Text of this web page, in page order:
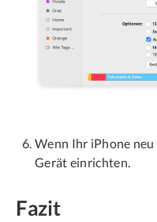
Wenn Ihr iPhone neu
Gerät einrichten.
Fazit